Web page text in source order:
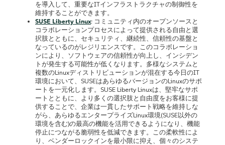
を導入して、重要なITインフラストラクチャの制御性を
維持することができます。
SUSE Liberty Linux: コミュニティ内のオープンソースと
コラボレーションプロセスによって提供される自由と選
択肢とともに、セキュリティ、継続性、信頼性の基盤と
なっているのがレジリエンスです。このコラボレーショ
ンにより、ソフトウェアの信頼性が向上し、インシデン
トが発生する可能性が低くなります。多様なシステムと
複数のLinuxディストリビューションが混在する今日のIT
環境において、SUSEはあらゆるバージョンのLinuxのサポ
ートを一元化します。SUSE Liberty Linuxは、堅牢なサポ
ートとともに、より多くの選択肢と自由度をお客様に提
供することで、企業は一貫したサポート戦略を維持しな
がら、あらゆるエンタープライズLinux環境(SUSE以外の
環境を含む)の最高の機能を活用できるようになり、機能
停止につながる脆弱性を低減できます。この柔軟性によ
り、ベンダーロックインを最小限に抑え、個々のシステ